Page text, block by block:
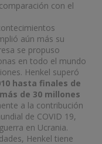
con el
aún más su
se propuso
en todo el mundo
Henkel superó
hasta finales de
de 30 millones
a la contribución
de COVID 19,
en Ucrania.
Henkel tiene